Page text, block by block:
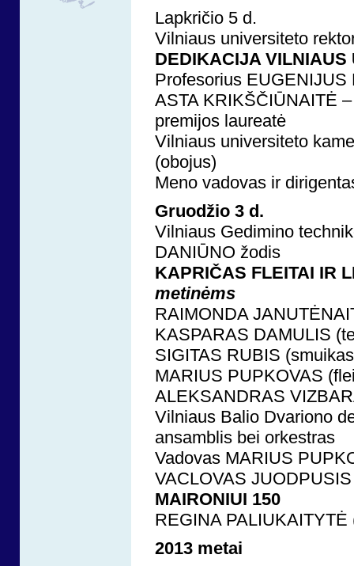
Lapkričio 5 d.
Vilniaus universiteto
DEDIKACIJA VILNIAUS
Profesorius EUGENIJUS
ASTA KRIKŠČIŪNAITĖ
premijos laureatė
Vilniaus universiteto
(obojus)
Meno vadovas ir
Gruodžio 3 d.
Vilniaus Gedimino
DANIŪNO žodis
KAPRIČAS FLEITAI IR
metinėms
RAIMONDA
KASPARAS DAMULIS
SIGITAS RUBIS
MARIUS PUPKOVAS
ALEKSANDRAS
Vilniaus Balio Dvariono
ansamblis bei orkestras
Vadovas MARIUS
VACLOVAS
MAIRONIUI 150
REGINA PALIUKAITYTĖ
2013 metai